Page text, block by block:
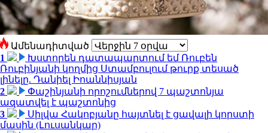
Ամենադիտված
1
Խստորեն դատապարտում եմ Ռուբեն
Ռուբինյանի կողմից Ստամբուլում թուրք տեսած
լինելը. Դանիել Իոաննիսյան
2
Փաշինյանի որոշումներով 7 պաշտոնյա
ազատվել է պաշտոնից
3
Սիլվա Հակոբյանը հայտնել է ցավալի կորստի
մասին (Լուսանկար)